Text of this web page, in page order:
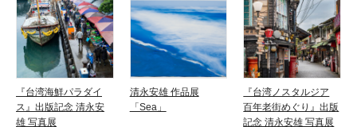
『台湾海鮮パラダイ
ス』出版記念 清永安
雄 写真展
清永安雄 作品展
「Sea」
『台湾ノスタルジア
百年老街めぐり』出版
記念 清永安雄 写真展